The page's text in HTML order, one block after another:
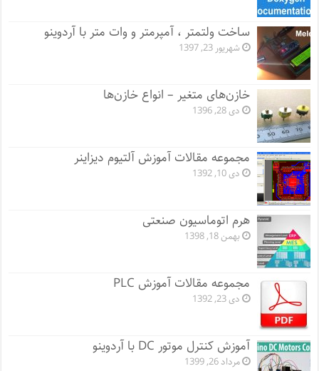
ساخت ولتمتر ، آمپرمتر و وات متر با آردوینو
شهریور 23, 1397
خازن‌های متغیر – انواع خازن‌ها
دی 28, 1396
مجموعه مقالات آموزش آلتیوم دیزاینر
دی 10, 1392
هرم اتوماسیون صنعتی
بهمن 18, 1398
مجموعه مقالات آموزش PLC
دی 23, 1392
آموزش کنترل موتور DC با آردوینو
مرداد 26, 1399